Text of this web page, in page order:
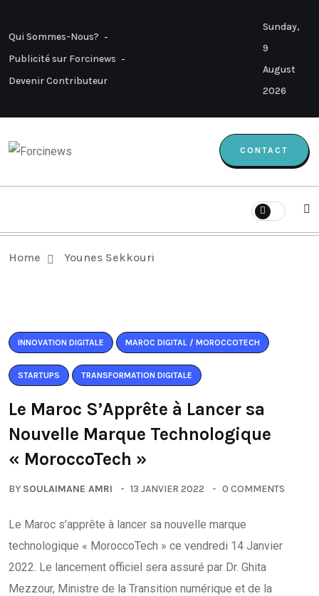
Qui Sommes-Nous?
Publicité sur Forcinews
Devenir Contributeur
Sunday,
9
August
2026
CONTACT
Home Younes Sekkouri
INNOVATION DIGITALE MAROC DIGITAL / MOROCCOTECH
STARTUPS TRANSFORMATION DIGITALE
Le Maroc S’Apprête à Lancer sa
Nouvelle Marque Technologique
« MoroccoTech »
BY SOULAIMANE AMRI 13 JANVIER 2022 0 COMMENTS
Le Maroc s’apprête à lancer sa nouvelle marque
technologique « MoroccoTech » ce vendredi 14 Janvier
2022. Le lancement officiel sera assuré par Dr. Ghita
Mezzour, Ministre de la Transition numérique et de la